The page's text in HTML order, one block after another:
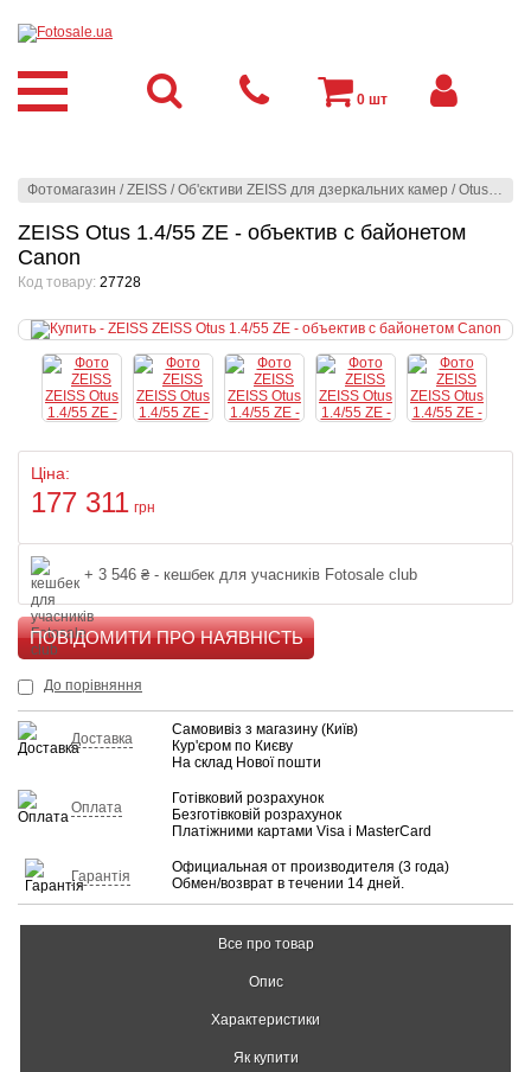
Фотомагазин /ZEISS /Об'єктиви ZEISS для дзеркальних камер /Otus (ZE-mount | ZF.2-mount)
ZEISS Otus 1.4/55 ZE - объектив с байонетом
Canon
Код товару: 27728
Ціна:
177 311 грн
+ 3 546 ₴ - кешбек для учасників Fotosale club
КУПИТИ
До порівняння
Доставка
Самовивіз з магазину (Київ)
Кур'єром по Києву
На склад Нової пошти
Оплата
Готівковий розрахунок
Безготівковій розрахунок
Платіжними картами Visa і MasterCard
Гарантія
Официальная от производителя (3 года)
Обмен/возврат в течении 14 дней.
Все про товар
Опис
Характеристики
Як купити
0 шт